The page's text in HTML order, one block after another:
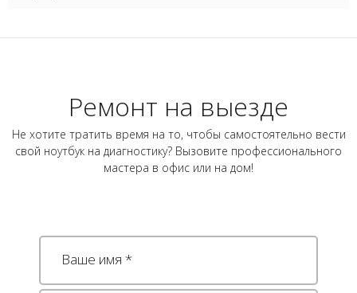
Ремонт на выезде
Не хотите тратить время на то, чтобы самостоятельно вести
свой ноутбук на диагностику? Вызовите профессионального
мастера в офис или на дом!